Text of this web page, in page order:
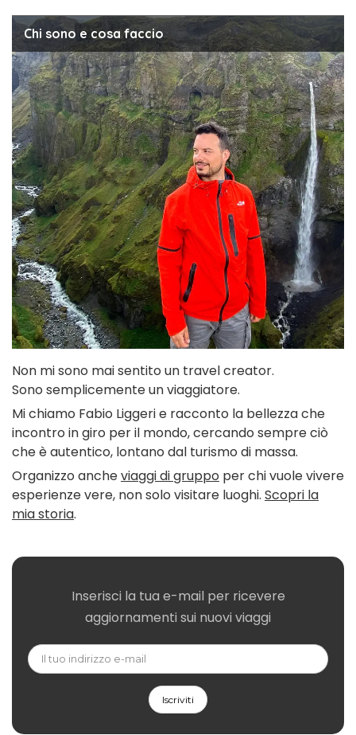
Chi sono e cosa faccio
Non mi sono mai sentito un travel creator.
Sono semplicemente un viaggiatore.
Mi chiamo Fabio Liggeri e racconto la bellezza che
incontro in giro per il mondo, cercando sempre ciò
che è autentico, lontano dal turismo di massa.
Organizzo ancheviaggi di gruppo per chi vuole vivere
esperienze vere, non solo visitare luoghi. Scopri la
mia storia.
Inserisci la tua e-mail per ricevere
aggiornamenti sui nuovi viaggi